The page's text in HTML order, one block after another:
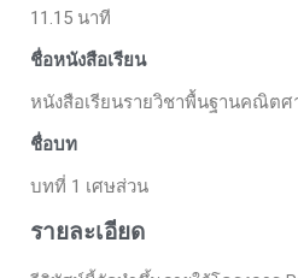
11.15 นาที
ชื่อหนังสือเรียน
หนังสือเรียนรายวิชาพื้นฐานคณิตศ
ชื่อบท
บทที่ 1 เศษส่วน
รายละเอียด